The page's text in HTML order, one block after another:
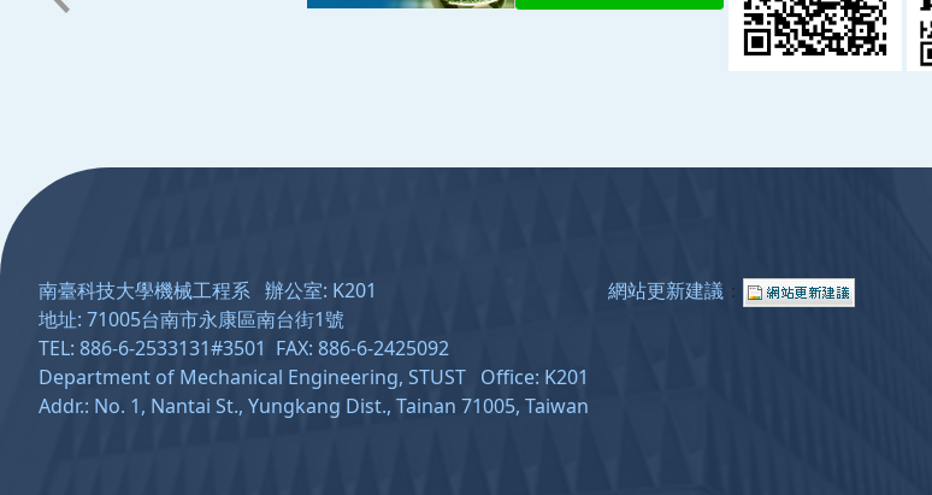
南臺科技大學機械工程系 辦公室: K201
地址: 71005台南市永康區南台街1號
TEL: 886-6-2533131#3501 FAX: 886-6-2425092
Department of Mechanical Engineering, STUST Office: K201
Addr.: No. 1, Nantai St., Yungkang Dist., Tainan 71005, Taiwan
網站更新建議 ：